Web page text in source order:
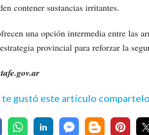
contener sustancias irritantes.
una opción intermedia entre las
provincial para reforzar la
te gustó este artículo